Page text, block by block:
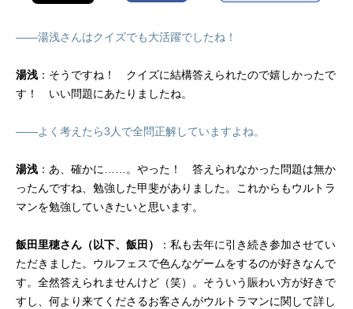
――湯浅さんはクイズでも大活躍でしたね！
湯浅 ：そうですね！ クイズに結構答えられたので嬉しかったで
す！ いい問題にあたりましたね。
――よく考えたら3人で全問正解していますよね。
湯浅 ：あ、確かに……。やった！ 答えられなかった問題は無か
ったんですね、勉強した甲斐がありました。これからもウルトラ
マンを勉強していきたいと思います。
飯田里穂さん（以下、飯田）
：私も去年に引き続き参加させてい
ただきました。ウルフェスで色んなゲームをするのが好きなんで
す。全然答えられませんけど（笑）。そういう賑わい方が好きで
すし、何より来てくださるお客さんがウルトラマンに関して詳し